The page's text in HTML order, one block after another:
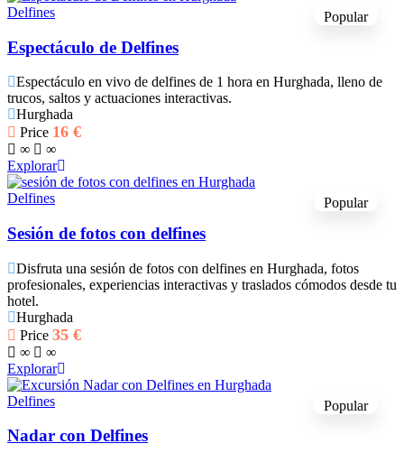
Popular
Delfines
Espectáculo de Delfines
Espectáculo en vivo de delfines de 1 hora en Hurghada, lleno de
trucos, saltos y actuaciones interactivas.
Hurghada
Price 16 €
∞
∞
Explorar
Popular
Delfines
Sesión de fotos con delfines
Disfruta una sesión de fotos con delfines en Hurghada, fotos
profesionales, experiencias interactivas y traslados cómodos desde tu
hotel.
Hurghada
Price 35 €
∞
∞
Explorar
Popular
Delfines
Nadar con Delfines